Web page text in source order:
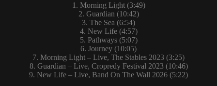
1. Morning Light (3:49)
2. Guardian (10:42)
3. The Sea (6:54)
4. New Life (4:57)
5. Pathways (5:07)
6. Journey (10:05)
7. Morning Light – Live, The Stables 2023 (3:25)
8. Guardian – Live, Cropredy Festival 2023 (10:46)
9. New Life – Live, Band On The Wall 2026 (5:22)